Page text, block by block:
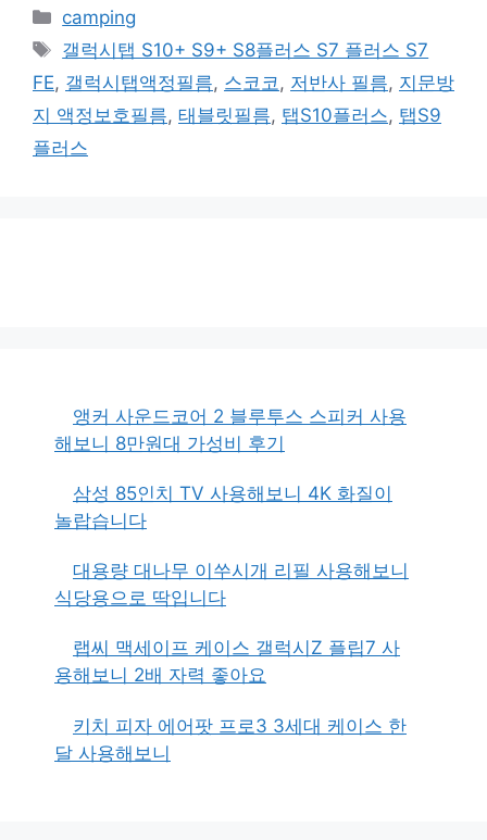
카
테
리
camping
태
그
갤럭시탭 S10+ S9+ S8플러스 S7 플러스 S7
FE, 갤럭시탭액정필름, 스코코 , 저반사 필름, 지문방
지 액정보호필름, 태블릿필름, 탭S10플러스, 탭S9
플러스
앵커 사운드코어 2 블루투스 스피커 사용
해보니 8만원대 가성비 후기
삼성 85인치 TV 사용해보니 4K 화질이
놀랍습니다
대용량 대나무 이쑤시개 리필 사용해보니
식당용으로 딱입니다
랩씨 맥세이프 케이스 갤럭시Z 플립7 사
용해보니 2배 자력 좋아요
키치 피자 에어팟 프로3 3세대 케이스 한
달 사용해보니